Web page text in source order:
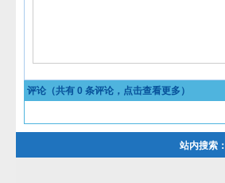
评论（共有 0 条评论，点击查看更多）
站内搜索：